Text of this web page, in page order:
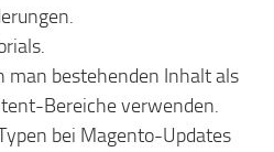
man bestehenden Inhalt als
Bereiche verwenden.
bei Magento-Updates